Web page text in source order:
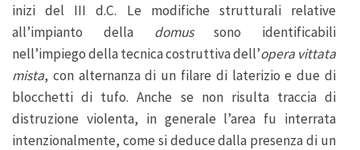
inizi del III d.C. Le modifiche strutturali relative
all’impianto della domussono identificabili
nell’impiego della tecnica costruttiva dell’opera vittata
mista, con alternanza di un filare di laterizio e due di
blocchetti di tufo. Anche se non risulta traccia di
distruzione violenta, in generale l’area fu interrata
intenzionalmente, come si deduce dalla presenza di un